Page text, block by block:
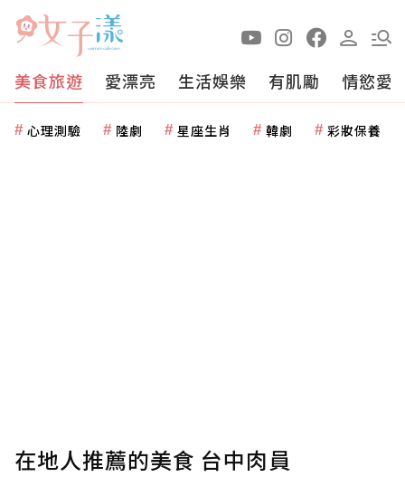
美食旅遊 愛漂亮 生活娛樂 有肌勵 情慾愛
心理測驗 陸劇 星座生肖 韓劇 彩妝保養
在地人推薦的美食 台中肉員